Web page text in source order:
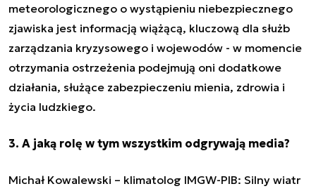
meteorologicznego o wystąpieniu niebezpiecznego
zjawiska jest informacją wiążącą, kluczową dla służb
zarządzania kryzysowego i wojewodów - w momencie
otrzymania ostrzeżenia podejmują oni dodatkowe
działania, służące zabezpieczeniu mienia, zdrowia i
życia ludzkiego.
3. A jaką rolę w tym wszystkim odgrywają media?
Michał Kowalewski – klimatolog IMGW-PIB: Silny wiatr